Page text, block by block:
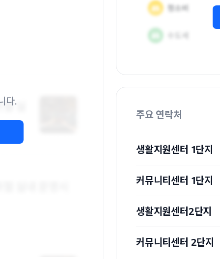
다.
주요 연락처
생활지원센터 1단지
커뮤니티센터 1단지
생활지원센터2단지
커뮤니티센터 2단지